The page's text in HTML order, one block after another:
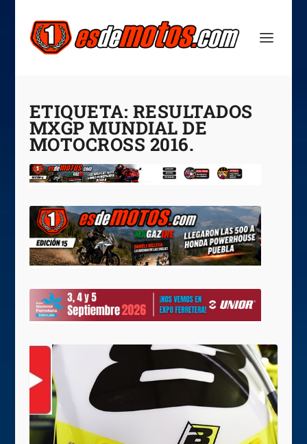
ETIQUETA: RESULTADOS
MXGP MUNDIAL DE
MOTOCROSS 2016.